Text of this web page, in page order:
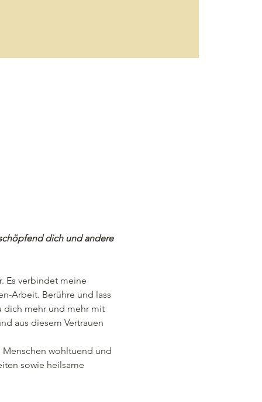
dich und andere
Es verbindet meine
Arbeit. Berühre und lass
dich mehr und mehr mit
aus diesem Vertrauen
wohltuend und
sowie heilsame